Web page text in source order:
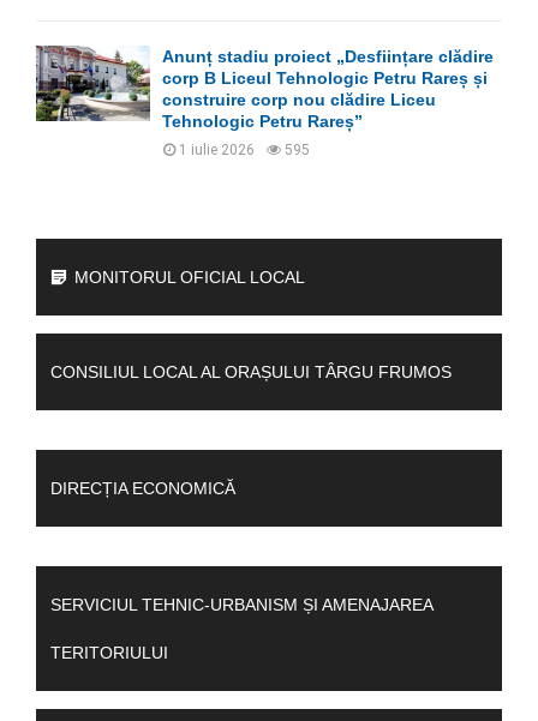
Anunț stadiu proiect „Desființare clădire
corp B Liceul Tehnologic Petru Rareș și
construire corp nou clădire Liceu
Tehnologic Petru Rareș”
1 iulie 2026 595
MONITORUL OFICIAL LOCAL
CONSILIUL LOCAL AL ORAȘULUI TÂRGU FRUMOS
DIRECȚIA ECONOMICĂ
SERVICIUL TEHNIC-URBANISM ȘI AMENAJAREA
TERITORIULUI